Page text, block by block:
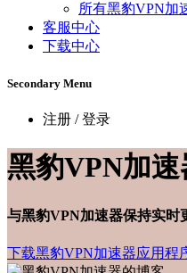
所有黑豹VPN加
客服中心
下载中心
Secondary Menu
注册 / 登录
黑豹VPN加
与黑豹VPN加速器保持实时
下载黑豹VPN加速器应用程